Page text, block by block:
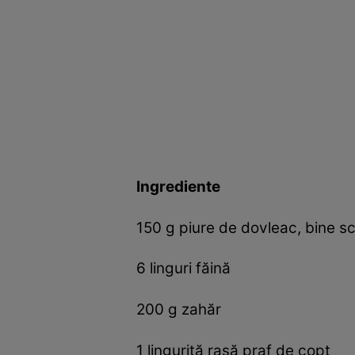
Ingrediente
150 g piure de dovleac, bine
6 linguri făină
200 g zahăr
1 linguriță rasă praf de copt